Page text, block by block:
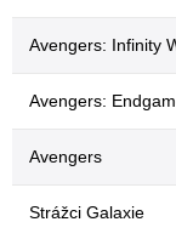
Avengers: Infinity
Avengers:
Avengers
Strážci Galaxie